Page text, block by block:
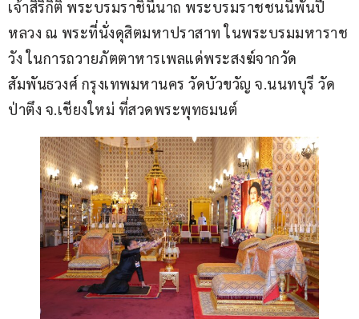
เจ้าสิริกิติ์ พระบรมราชินีนาถ พระบรมราชชนนีพันปี
หลวง ณ พระที่นั่งดุสิตมหาปราสาท ในพระบรมมหาราช
วัง ในการถวายภัตตาหารเพลแด่พระสงฆ์จากวัด
สัมพันธวงศ์ กรุงเทพมหานคร วัดบัวขวัญ จ.นนทบุรี วัด
ป่าตึง จ.เชียงใหม่ ที่สวดพระพุทธมนต์